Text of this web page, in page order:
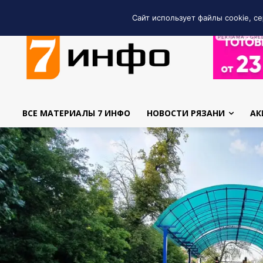
РЕКЛАМА •
ВСЕ МАТЕРИАЛЫ 7 ИНФО НОВОСТИ РЯЗАНИ
Сайт использует файлы cookie,